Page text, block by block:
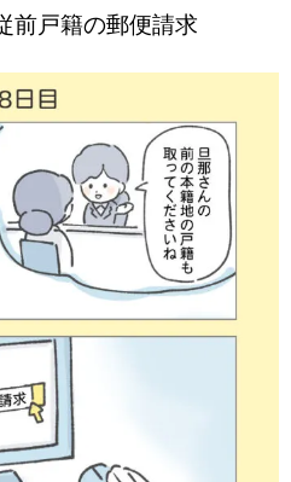
前戸籍の郵便請求